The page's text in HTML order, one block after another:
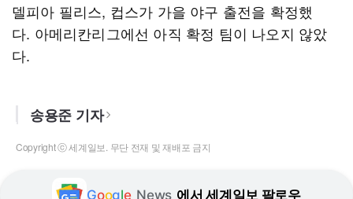
델피아 필리스, 컵스가 가을 야구 출전을 확정했
다. 아메리칸리그에선 아직 확정 팀이 나오지 않았
다.
송용준 기자
Copyright ⓒ 세계일보. 무단 전재 및 재배포 금지
Google News 에서 세계일보 팔로우